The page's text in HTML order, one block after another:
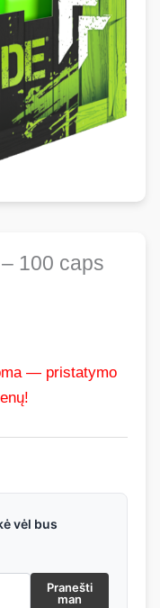
100 caps
— pristatymo
vėl bus
Pranešti
man